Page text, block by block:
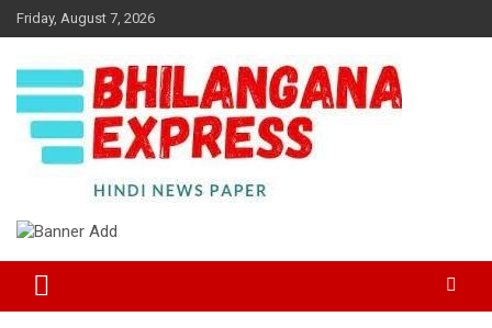
Skip
to
Friday, August 7, 2026
Bhilangana Express